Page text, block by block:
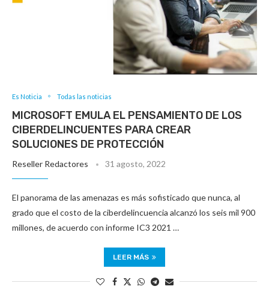
Es Noticia Todas las noticias
MICROSOFT EMULA EL PENSAMIENTO DE LOS
CIBERDELINCUENTES PARA CREAR
SOLUCIONES DE PROTECCIÓN
Reseller Redactores 31 agosto, 2022
El panorama de las amenazas es más sofisticado que nunca, al
grado que el costo de la ciberdelincuencia alcanzó los seis mil 900
millones, de acuerdo con informe IC3 2021 …
LEER MÁS